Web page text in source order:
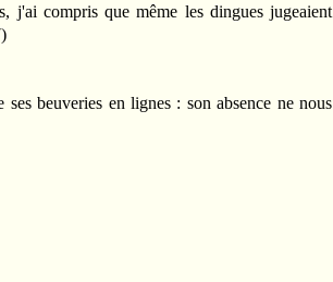
j'ai compris que même les dingues jugeaient
beuveries en lignes : son absence ne nous